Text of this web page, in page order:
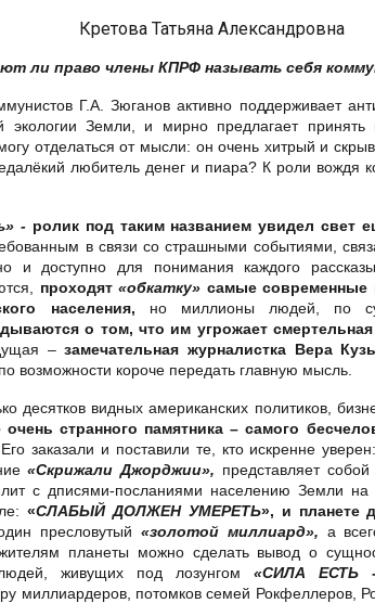
Кретова Татьяна Александровна
ли право члены КПРФ называть себя
Г.А. Зюганов активно поддерживает
Земли, и мирно предлагает принять
отделаться от мысли: он очень хитрый и
любитель денег и пиара? К роли вождя
- ролик под таким названием увидел свет
в связи со страшными событиями,
и доступно для понимания каждого
проходят«обкатку» самые современные
населения, но миллионы людей, по
о том, что им угрожает смертельная
–замечательная журналистка Вера
возможности короче передать главную мысль.
десятков видных американских политиков,
очень странного памятника – самого
заказали и поставили те, кто искренне
«Скрижали Джорджии», представляет собой
с дписями-посланиями населению Земли
«СЛАБЫЙ ДОЛЖЕН УМЕРЕТЬ», и планете
пресловутый «золотой миллиард», а
планеты можно сделать вывод о
людей, живущих под лозунгом«СИЛА
миллиардеров, потомков семей Рокфеллеров,